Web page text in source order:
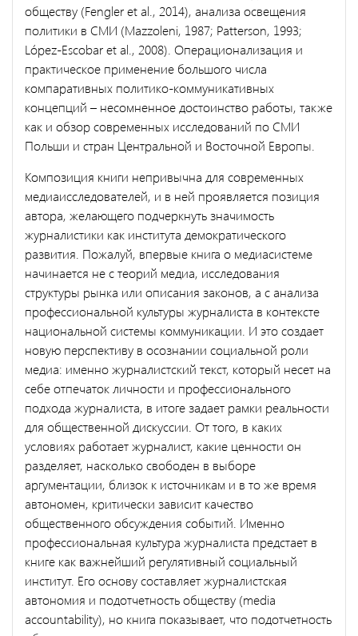
обществу (Fengler et al., 2014), анализа освещения
политики в СМИ (Mazzoleni, 1987; Patterson, 1993;
López-Escobar et al., 2008). Операционализация и
практическое применение большого числа
компаративных политико-коммуникативных
концепций – несомненное достоинство работы, также
как и обзор современных исследований по СМИ
Польши и стран Центральной и Восточной Европы.
Композиция книги непривычна для современных
медиаисследователей, и в ней проявляется позиция
автора, желающего подчеркнуть значимость
журналистики как института демократического
развития. Пожалуй, впервые книга о медиасистеме
начинается не с теорий медиа, исследования
структуры рынка или описания законов, а с анализа
профессиональной культуры журналиста в контексте
национальной системы коммуникации. И это создает
новую перспективу в осознании социальной роли
медиа: именно журналистский текст, который несет на
себе отпечаток личности и профессионального
подхода журналиста, в итоге задает рамки реальности
для общественной дискуссии. От того, в каких
условиях работает журналист, какие ценности он
разделяет, насколько свободен в выборе
аргументации, близок к источникам и в то же время
автономен, критически зависит качество
общественного обсуждения событий. Именно
профессиональная культура журналиста предстает в
книге как важнейший регулятивный социальный
институт. Его основу составляет журналистская
автономия и подотчетность обществу (media
accountability), но книга показывает, что подотчетность